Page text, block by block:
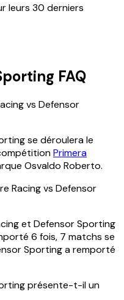
leurs 30 derniers
FAQ
vs Defensor
se déroulera le
Primera
Osvaldo Roberto.
Racing vs Defensor
et Defensor Sporting
6 fois, 7 matchs se
Sporting a remporté
présente-t-il un